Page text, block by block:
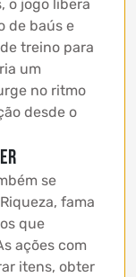
o jogo libera
de baús e
treino para
um
no ritmo
desde o
se
fama
que
ações com
itens, obter